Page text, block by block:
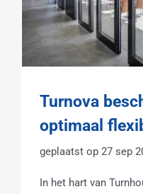
Turnova
optimaal
27 sep
In het hart van